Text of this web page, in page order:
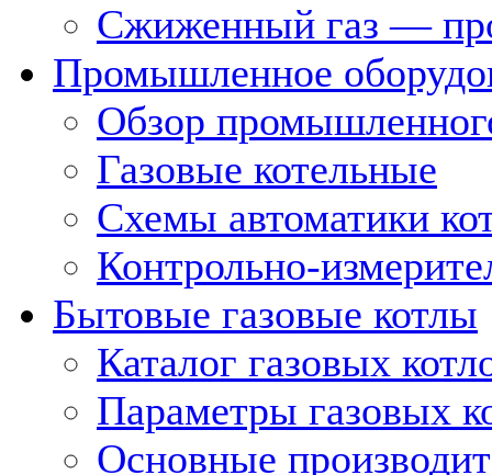
Сжиженный газ —
Промышленное
Обзор
Газовые котельные
Схемы автоматики
Контрольно-
Бытовые газовые котлы
Каталог газовых
Параметры газовых
Основные